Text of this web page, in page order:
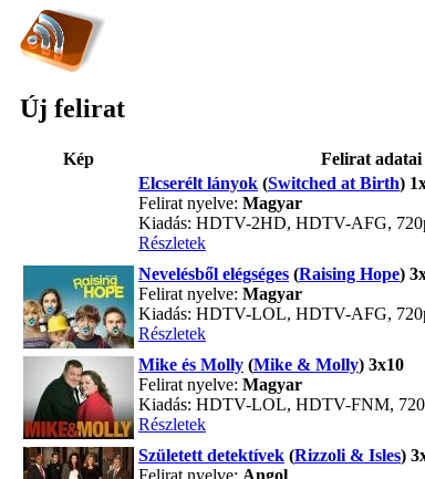
Új felirat
Kép
Felirat adatai
Elcserélt lányok (Switched at Birth)
Felirat nyelve: Magyar
Kiadás: HDTV-2HD, HDTV-AFG,
Részletek
Nevelésből elégséges (Raising Hope)
Felirat nyelve: Magyar
Kiadás: HDTV-LOL, HDTV-AFG,
Részletek
Mike és Molly (Mike & Molly) 3x10
Felirat nyelve: Magyar
Kiadás: HDTV-LOL, HDTV-FNM,
Részletek
Született detektívek (Rizzoli & Isles)
Felirat nyelve: Angol